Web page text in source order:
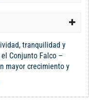
tranquilidad y
Conjunto Falco –
mayor crecimiento y
espacios,
zonas sociales,